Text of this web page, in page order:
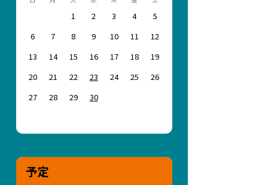
1 2 3 4
5
6
7 8 9 10 11
12
13
14 15 16 17 18
19
20
21 22 23 24 25
26
27
28 29 30
予定